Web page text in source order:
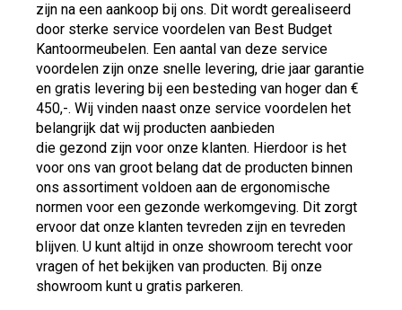
zijn na een aankoop bij ons. Dit wordt gerealiseerd
door sterke service voordelen van Best Budget
Kantoormeubelen. Een aantal van deze service
voordelen zijn onze snelle levering, drie jaar garantie
en gratis levering bij een besteding van hoger dan €
450,-. Wij vinden naast onze service voordelen het
belangrijk dat wij producten aanbieden
die gezond zijn voor onze klanten. Hierdoor is het
voor ons van groot belang dat de producten binnen
ons assortiment voldoen aan de ergonomische
normen voor een gezonde werkomgeving. Dit zorgt
ervoor dat onze klanten tevreden zijn en tevreden
blijven. U kunt altijd in onze showroom terecht voor
vragen of het bekijken van producten. Bij onze
showroom kunt u gratis parkeren.